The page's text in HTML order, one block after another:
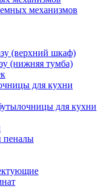
механизмов
(верхний шкаф)
(нижняя тумба)
для кухни
для кухни
пеналы